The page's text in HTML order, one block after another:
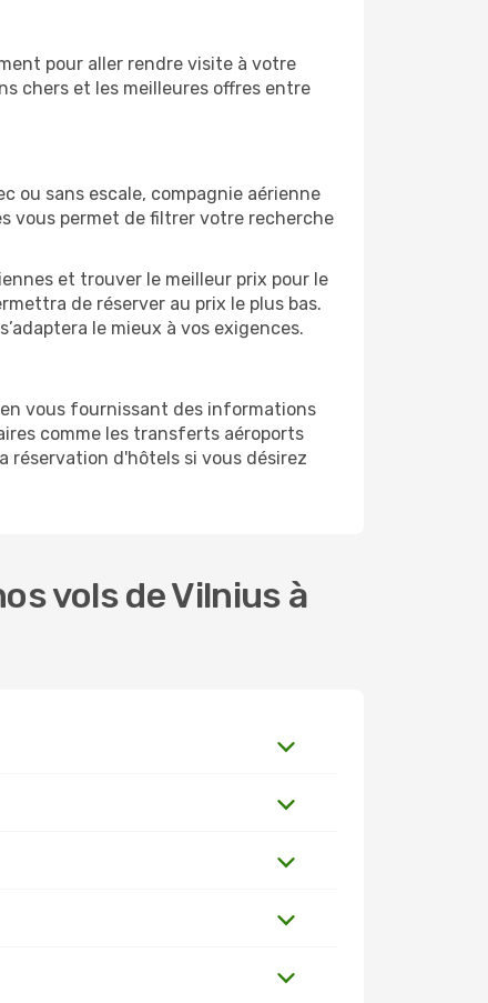
pour aller rendre visite à votre
chers et les meilleures offres entre
ou sans escale, compagnie aérienne
vous permet de filtrer votre recherche
et trouver le meilleur prix pour le
de réserver au prix le plus bas.
le mieux à vos exigences.
vous fournissant des informations
comme les transferts aéroports
réservation d'hôtels si vous désirez
vols de Vilnius à